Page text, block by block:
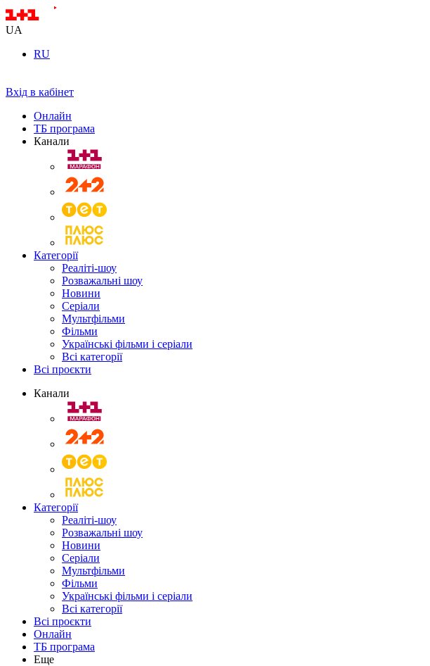
UA
RU
Вхід в кабінет
Онлайн
ТБ програма
Канали
Категорії
Реаліті-шоу
Розважальні шоу
Новини
Серіали
Мультфільми
Фільми
Українські фільми і серіали
Всі категорії
Всі проєкти
Канали
Категорії
Реаліті-шоу
Розважальні шоу
Новини
Серіали
Мультфільми
Фільми
Українські фільми і серіали
Всі категорії
Всі проєкти
Онлайн
ТБ програма
Еще